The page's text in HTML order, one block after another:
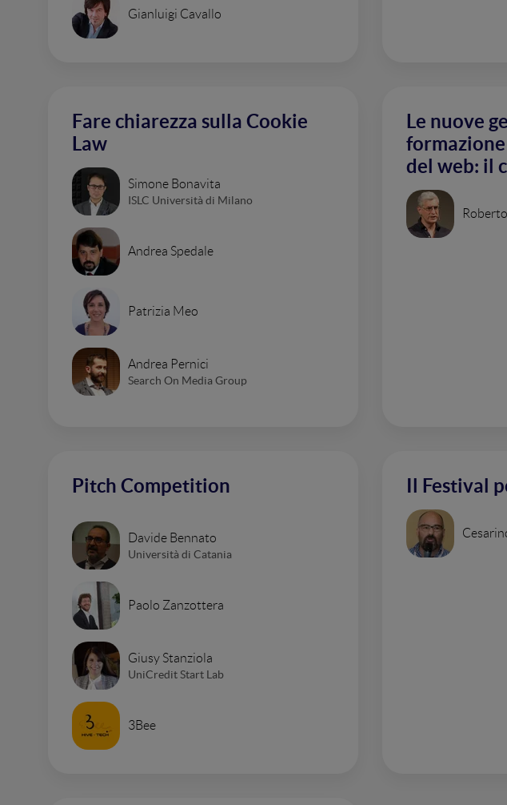
Gianluigi Cavallo
Fare chiarezza sulla Cookie
Law
Simone Bonavita
ISLC Università di Milano
Andrea Spedale
Patrizia Meo
Andrea Pernici
Search On Media Group
Le nuove
del web: il
Pitch Competition
Davide Bennato
Università di Catania
Paolo Zanzottera
Giusy Stanziola
UniCredit Start Lab
3Bee
Il Festival